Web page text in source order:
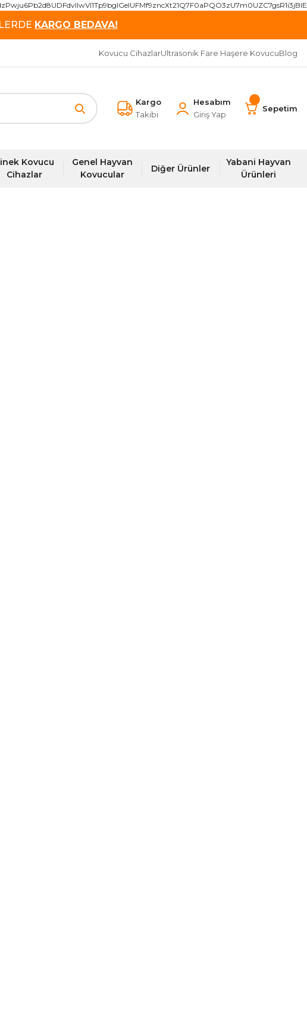
KARGO BEDAVA!
Kovucu CihazlarUltrasonik Fare Haşere KovucuBlog
Kargo
Takibi
Hesabım
Giriş Yap
Sepetim
Kovucu
Cihazlar
Genel Hayvan
Kovucular
Diğer Ürünler
Yabani Hayvan
Ürünleri